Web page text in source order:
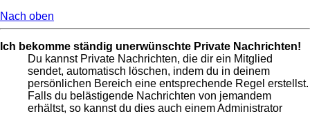
Nach oben
Ich bekomme ständig unerwünschte Private Nachrichten!
Du kannst Private Nachrichten, die dir ein Mitglied
sendet, automatisch löschen, indem du in deinem
persönlichen Bereich eine entsprechende Regel erstellst.
Falls du belästigende Nachrichten von jemandem
erhältst, so kannst du dies auch einem Administrator